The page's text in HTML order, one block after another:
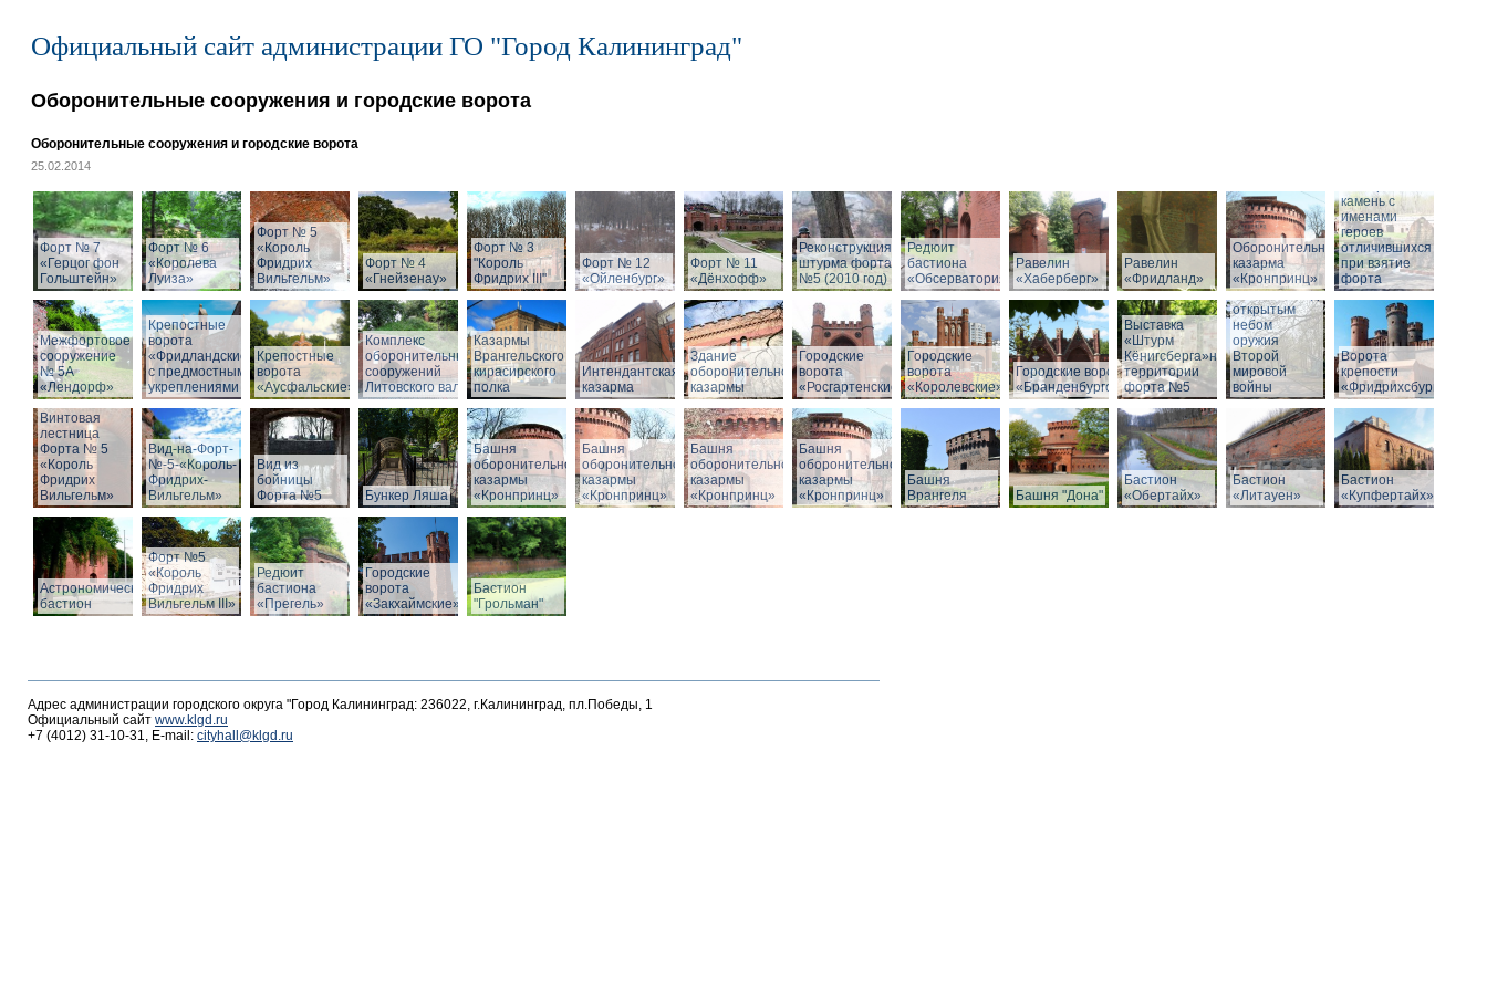
Официальный сайт администрации ГО "Город Калининград"
Оборонительные сооружения и городские ворота
Оборонительные сооружения и городские ворота
25.02.2014
Форт № 7
«Герцог фон
Гольштейн»
Форт № 6
«Королева
Луиза»
Форт № 5
«Король
Фридрих
Вильгельм»
Форт № 4
«Гнейзенау»
Форт № 3
"Король
Фридрих III"
Форт № 12
«Ойленбург»
Форт № 11
«Дёнхофф»
Реконструкция
штурма форта
№5 (2010 год)
Редюит
бастиона
«Обсерватория»
Равелин
«Хаберберг»
Равелин
«Фридланд»
Оборонительная
казарма
«Кронпринц»
камень с
именами
героев
отличившихся
при взятие
форта
Межфортовое
сооружение
№ 5А
«Лендорф»
Крепостные
ворота
«Фридландские»
с предмостными
укреплениями
Крепостные
ворота
«Аусфальские»
Комплекс
оборонительных
сооружений
Литовского вала
Казармы
Врангельского
кирасирского
полка
Интендантская
казарма
Здание
оборонительной
казармы
Городские
ворота
«Росгартенские»
Городские
ворота
«Королевские»
Городские ворота
«Бранденбургские»
Выставка
«Штурм
Кёнигсберга»на
территории
форта №5
Выставка под
открытым
небом
оружия
Второй
мировой
войны
Ворота
крепости
«Фридрихсбург»
Винтовая
лестница
Форта № 5
«Король
Фридрих
Вильгельм»
Вид-на-Форт-
№-5-«Король-
Фридрих-
Вильгельм»
Вид из
бойницы
Форта №5
Бункер Ляша
Башня
оборонительной
казармы
«Кронпринц»
Башня
оборонительной
казармы
«Кронпринц»
Башня
оборонительной
казармы
«Кронпринц»
Башня
оборонительной
казармы
«Кронпринц»
Башня
Врангеля
Башня "Дона"
Бастион
«Обертайх»
Бастион
«Литауен»
Бастион
«Купфертайх»
Астрономический
бастион
Форт №5
«Король
Фридрих
Вильгельм III»
Редюит
бастиона
«Прегель»
Городские
ворота
«Закхаймские»
Бастион
"Грольман"
Адрес администрации городского округа "Город Калининград: 236022, г.Калининград, пл.Победы, 1
Официальный сайт www.klgd.ru
+7 (4012) 31-10-31, E-mail: cityhall@klgd.ru